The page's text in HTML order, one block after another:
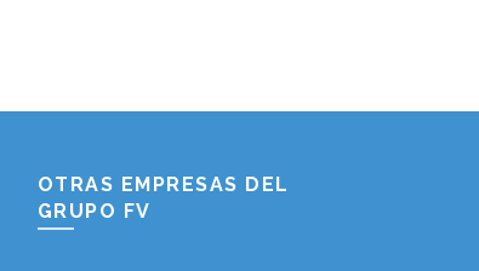
OTRAS EMPRESAS DEL
GRUPO FV